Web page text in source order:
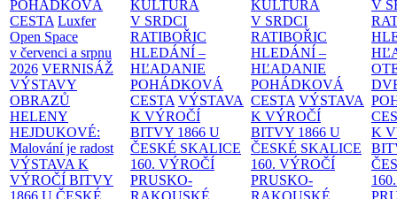
POHÁDKOVÁ
CESTA Luxfer
Open Space
v červenci a srpnu
2026 VERNISÁŽ
VÝSTAVY
OBRAZŮ
HELENY
HEJDUKOVÉ:
Malování je radost
VÝSTAVA K
VÝROČÍ BITVY
KULTURA
V SRDCI
RATIBOŘIC
HLEDÁNÍ –
HĽADANIE
POHÁDKOVÁ
CESTA VÝSTAVA
K VÝROČÍ
BITVY 1866 U
ČESKÉ SKALICE
160. VÝROČÍ
PRUSKO-
KULTURA
V SRDCI
RATIBOŘIC
HLEDÁNÍ –
HĽADANIE
POHÁDKOVÁ
CESTA VÝSTAVA
K VÝROČÍ
BITVY 1866 U
ČESKÉ SKALICE
160. VÝROČÍ
PRUSKO-
V
K